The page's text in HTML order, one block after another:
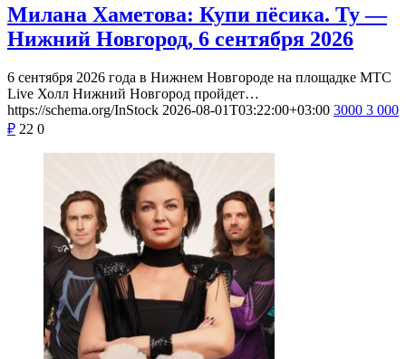
Милана Хаметова: Купи пёсика. Ту —
Нижний Новгород, 6 сентября 2026
6 сентября 2026 года в Нижнем Новгороде на площадке МТС
Live Холл Нижний Новгород пройдет…
https://schema.org/InStock 2026-08-01T03:22:00+03:00 3000 3 000
₽ 22 0